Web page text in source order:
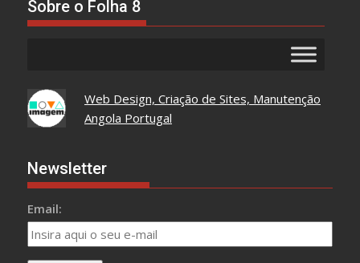
Sobre o Folha 8
Web Design, Criação de Sites, Manutenção
Angola Portugal
Newsletter
Email: